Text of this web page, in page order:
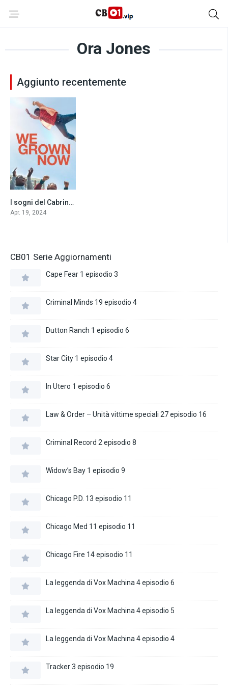
Ora Jones
Aggiunto recentemente
7.4I sogni del Cabrini-Green (2024)
Apr. 19, 2024
CB01 Serie Aggiornamenti
Cape Fear 1 episodio 3
Criminal Minds 19 episodio 4
Dutton Ranch 1 episodio 6
Star City 1 episodio 4
In Utero 1 episodio 6
Law & Order – Unità vittime speciali 27 episodio 16
Criminal Record 2 episodio 8
Widow’s Bay 1 episodio 9
Chicago P.D. 13 episodio 11
Chicago Med 11 episodio 11
Chicago Fire 14 episodio 11
La leggenda di Vox Machina 4 episodio 6
La leggenda di Vox Machina 4 episodio 5
La leggenda di Vox Machina 4 episodio 4
Tracker 3 episodio 19